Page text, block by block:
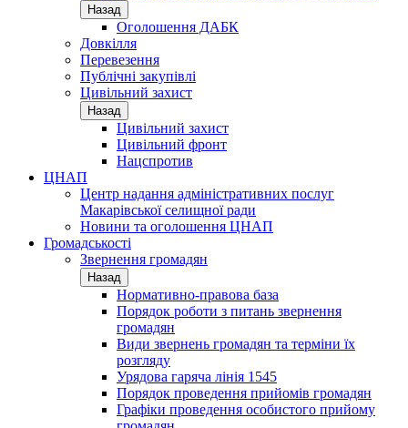
Назад
Оголошення ДАБК
Довкілля
Перевезення
Публічні закупівлі
Цивільний захист
Назад
Цивільний захист
Цивільний фронт
Нацспротив
ЦНАП
Центр надання адміністративних послуг
Макарівської селищної ради
Новини та оголошення ЦНАП
Громадськості
Звернення громадян
Назад
Нормативно-правова база
Порядок роботи з питань звернення
громадян
Види звернень громадян та терміни їх
розгляду
Урядова гаряча лінія 1545
Порядок проведення прийомів громадян
Графіки проведення особистого прийому